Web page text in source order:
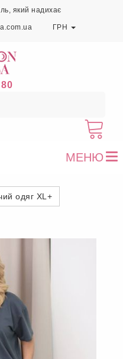
який надихає
ГРН
МЕНЮ
одяг XL+